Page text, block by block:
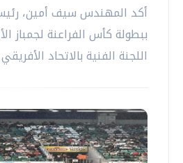
أكد المهندس سيف أمين،
ببطولة كأس الفراعنة لجمباز
اللجنة الفنية بالاتحاد